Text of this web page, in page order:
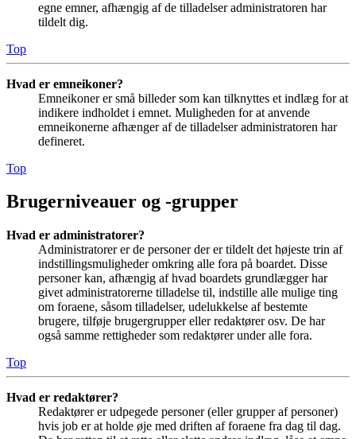
egne emner, afhængig af de tilladelser administratoren har
tildelt dig.
Top
Hvad er emneikoner?
Emneikoner er små billeder som kan tilknyttes et indlæg for at
indikere indholdet i emnet. Muligheden for at anvende
emneikonerne afhænger af de tilladelser administratoren har
defineret.
Top
Brugerniveauer og -grupper
Hvad er administratorer?
Administratorer er de personer der er tildelt det højeste trin af
indstillingsmuligheder omkring alle fora på boardet. Disse
personer kan, afhængig af hvad boardets grundlægger har
givet administratorerne tilladelse til, indstille alle mulige ting
om foraene, såsom tilladelser, udelukkelse af bestemte
brugere, tilføje brugergrupper eller redaktører osv. De har
også samme rettigheder som redaktører under alle fora.
Top
Hvad er redaktører?
Redaktører er udpegede personer (eller grupper af personer)
hvis job er at holde øje med driften af foraene fra dag til dag.